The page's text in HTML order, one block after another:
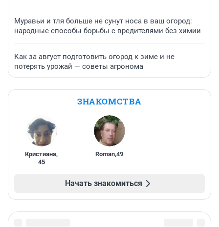
Муравьи и тля больше не сунут носа в ваш огород:
народные способы борьбы с вредителями без химии
Как за август подготовить огород к зиме и не
потерять урожай — советы агронома
ЗНАКОМСТВА
Кристиана,
45
Roman,49
Начать знакомиться